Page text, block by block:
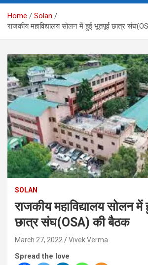
Home
Solan
राजकीय महाविद्यालय सोलन में हुई भूतपूर्व छात्र
SOLAN
राजकीय महाविद्यालय सोलन में
छात्र संघ(OSA) की बैठक
March 27, 2022 Vivek Verma
Spread the love